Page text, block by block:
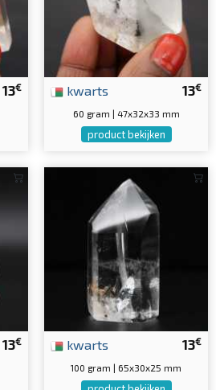
13€ 13€
kwarts
60 gram | 47x32x33 mm
product bekijken
13€ 13€
kwarts
100 gram | 65x30x25 mm